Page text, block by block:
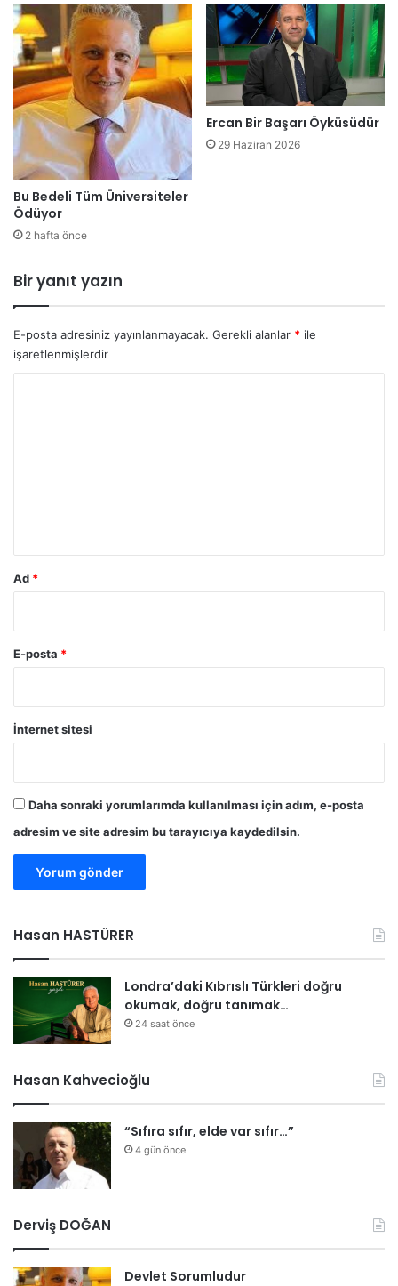
l
a
a
k
.
.
Bu Bedeli Tüm Üniversiteler
Ödüyor
2 hafta önce
Ercan Bir Başarı Öyküsüdür
29 Haziran 2026
Bir yanıt yazın
E-posta adresiniz yayınlanmayacak. Gerekli alanlar * ile
işaretlenmişlerdir
Ad *
E-posta *
İnternet sitesi
Daha sonraki yorumlarımda kullanılması için adım, e-posta
adresim ve site adresim bu tarayıcıya kaydedilsin.
Hasan HASTÜRER
Londra’daki Kıbrıslı Türkleri doğru
okumak, doğru tanımak…
24 saat önce
Hasan Kahvecioğlu
“Sıfıra sıfır, elde var sıfır…”
4 gün önce
Derviş DOĞAN
Devlet Sorumludur